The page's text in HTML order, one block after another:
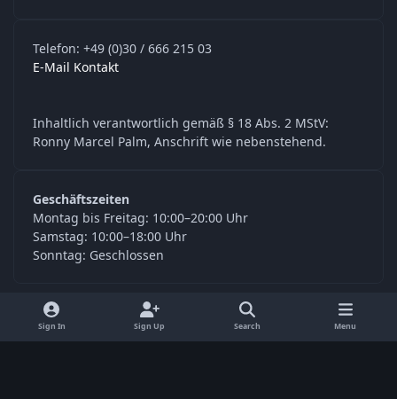
Telefon: +49 (0)30 / 666 215 03
E-Mail Kontakt
Inhaltlich verantwortlich gemäß § 18 Abs. 2 MStV:
Ronny Marcel Palm, Anschrift wie nebenstehend.
Geschäftszeiten
Montag bis Freitag: 10:00–20:00 Uhr
Samstag: 10:00–18:00 Uhr
Sonntag: Geschlossen
o
f
a
Sign In Sign Up Search Menu